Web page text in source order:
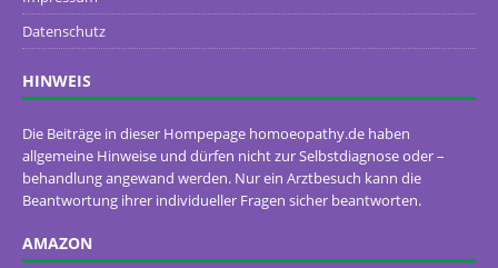
Datenschutz
HINWEIS
Die Beiträge in dieser Hompepage homoeopathy.de haben
allgemeine Hinweise und dürfen nicht zur Selbstdiagnose oder –
behandlung angewand werden. Nur ein Arztbesuch kann die
Beantwortung ihrer individueller Fragen sicher beantworten.
AMAZON